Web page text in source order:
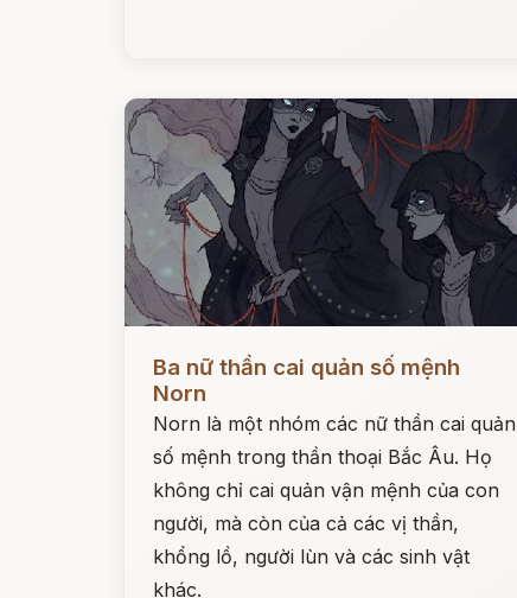
Ba nữ thần cai quản số mệnh
Norn
Norn là một nhóm các nữ thần cai quản
số mệnh trong thần thoại Bắc Âu. Họ
không chỉ cai quản vận mệnh của con
người, mà còn của cả các vị thần,
khổng lồ, người lùn và các sinh vật
khác.